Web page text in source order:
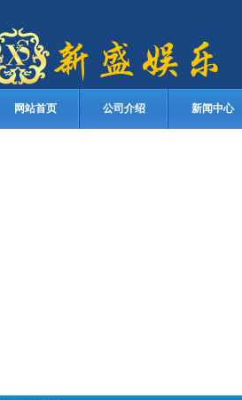
网站首页 公司介绍 新闻中心